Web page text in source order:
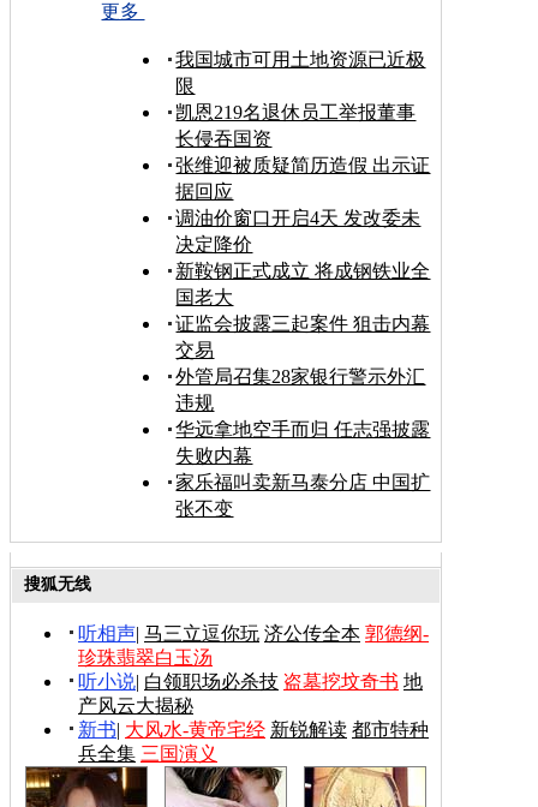
更多
我国城市可用土地资源已近极
限
凯恩219名退休员工举报董事
长侵吞国资
张维迎被质疑简历造假 出示证
据回应
调油价窗口开启4天 发改委未
决定降价
新鞍钢正式成立 将成钢铁业全
国老大
证监会披露三起案件 狙击内幕
交易
外管局召集28家银行警示外汇
违规
华远拿地空手而归 任志强披露
失败内幕
家乐福叫卖新马泰分店 中国扩
张不变
搜狐无线
听相声| 马三立逗你玩 济公传全本 郭德纲-
珍珠翡翠白玉汤
听小说| 白领职场必杀技 盗墓挖坟奇书 地
产风云大揭秘
新书| 大风水-黄帝宅经 新锐解读 都市特种
兵全集 三国演义